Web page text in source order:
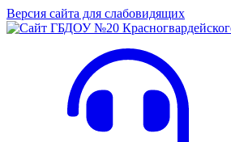
Версия сайта для слабовидящих